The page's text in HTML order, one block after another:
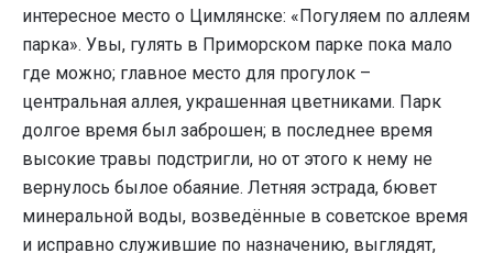
интересное место о Цимлянске: «Погуляем по аллеям
парка». Увы, гулять в Приморском парке пока мало
где можно; главное место для прогулок –
центральная аллея, украшенная цветниками. Парк
долгое время был заброшен; в последнее время
высокие травы подстригли, но от этого к нему не
вернулось былое обаяние. Летняя эстрада, бювет
минеральной воды, возведённые в советское время
и исправно служившие по назначению, выглядят,